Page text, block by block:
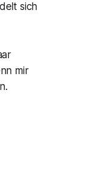
sich
mir